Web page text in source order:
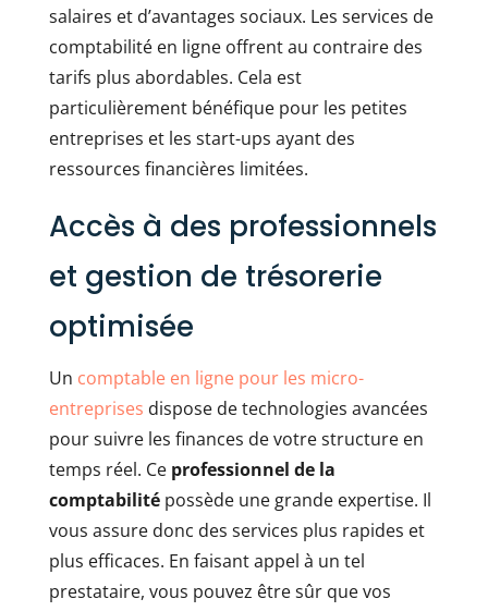
salaires et d’avantages sociaux. Les services de
comptabilité en ligne offrent au contraire des
tarifs plus abordables. Cela est
particulièrement bénéfique pour les petites
entreprises et les start-ups ayant des
ressources financières limitées.
Accès à des professionnels
et gestion de trésorerie
optimisée
Un comptable en ligne pour les micro-
entreprises dispose de technologies avancées
pour suivre les finances de votre structure en
temps réel. Ce professionnel de la
comptabilitépossède une grande expertise. Il
vous assure donc des services plus rapides et
plus efficaces. En faisant appel à un tel
prestataire, vous pouvez être sûr que vos